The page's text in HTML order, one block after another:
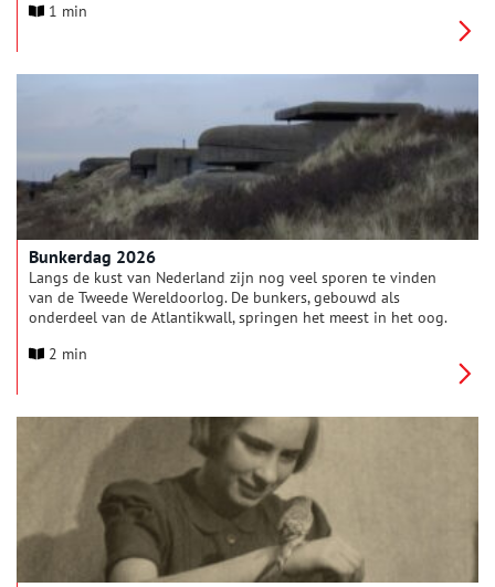
levens.
1 min
Bunkerdag 2026
Langs de kust van Nederland zijn nog veel sporen te vinden
van de Tweede Wereldoorlog. De bunkers, gebouwd als
onderdeel van de Atlantikwall, springen het meest in het oog.
zaterdag 30 mei 2026. Met meer dan 100 bunkers en
2 min